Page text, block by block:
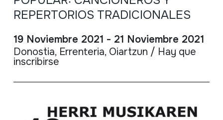
REPERTORIOS TRADICIONALES
19 Noviembre 2021 - 21 Noviembre 2021
Donostia, Errenteria, Oiartzun / Hay que
inscribirse